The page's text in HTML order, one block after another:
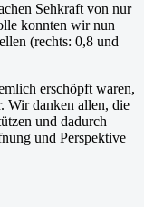
Sehkraft von nur
konnten wir nun
(rechts: 0,8 und
erschöpft waren,
Wir danken allen, die
und dadurch
und Perspektive